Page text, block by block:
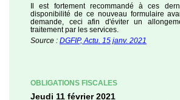
Il est fortement recommandé à ces
disponibilité de ce nouveau formulaire
demande, ceci afin d'éviter un
traitement par les services.
Source : DGFIP, Actu. 15 janv. 2021
OBLIGATIONS FISCALES
Jeudi 11 février 2021